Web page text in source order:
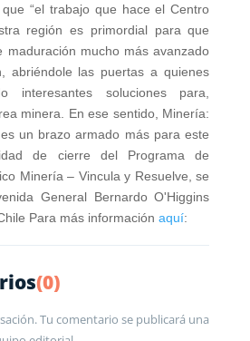
“el trabajo que hace el Centro
región es primordial para que
maduración mucho más avanzado
abriéndole las puertas a quienes
interesantes soluciones para,
minera. En ese sentido, Minería:
un brazo armado más para este
de cierre del Programa de
Minería – Vincula y Resuelve, se
General Bernardo O'Higgins
Para más información aquí:
(0)
Tu comentario se publicará una